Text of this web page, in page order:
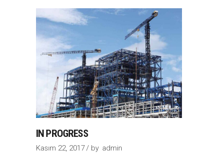
IN PROGRESS
Kasım 22, 2017 by admin